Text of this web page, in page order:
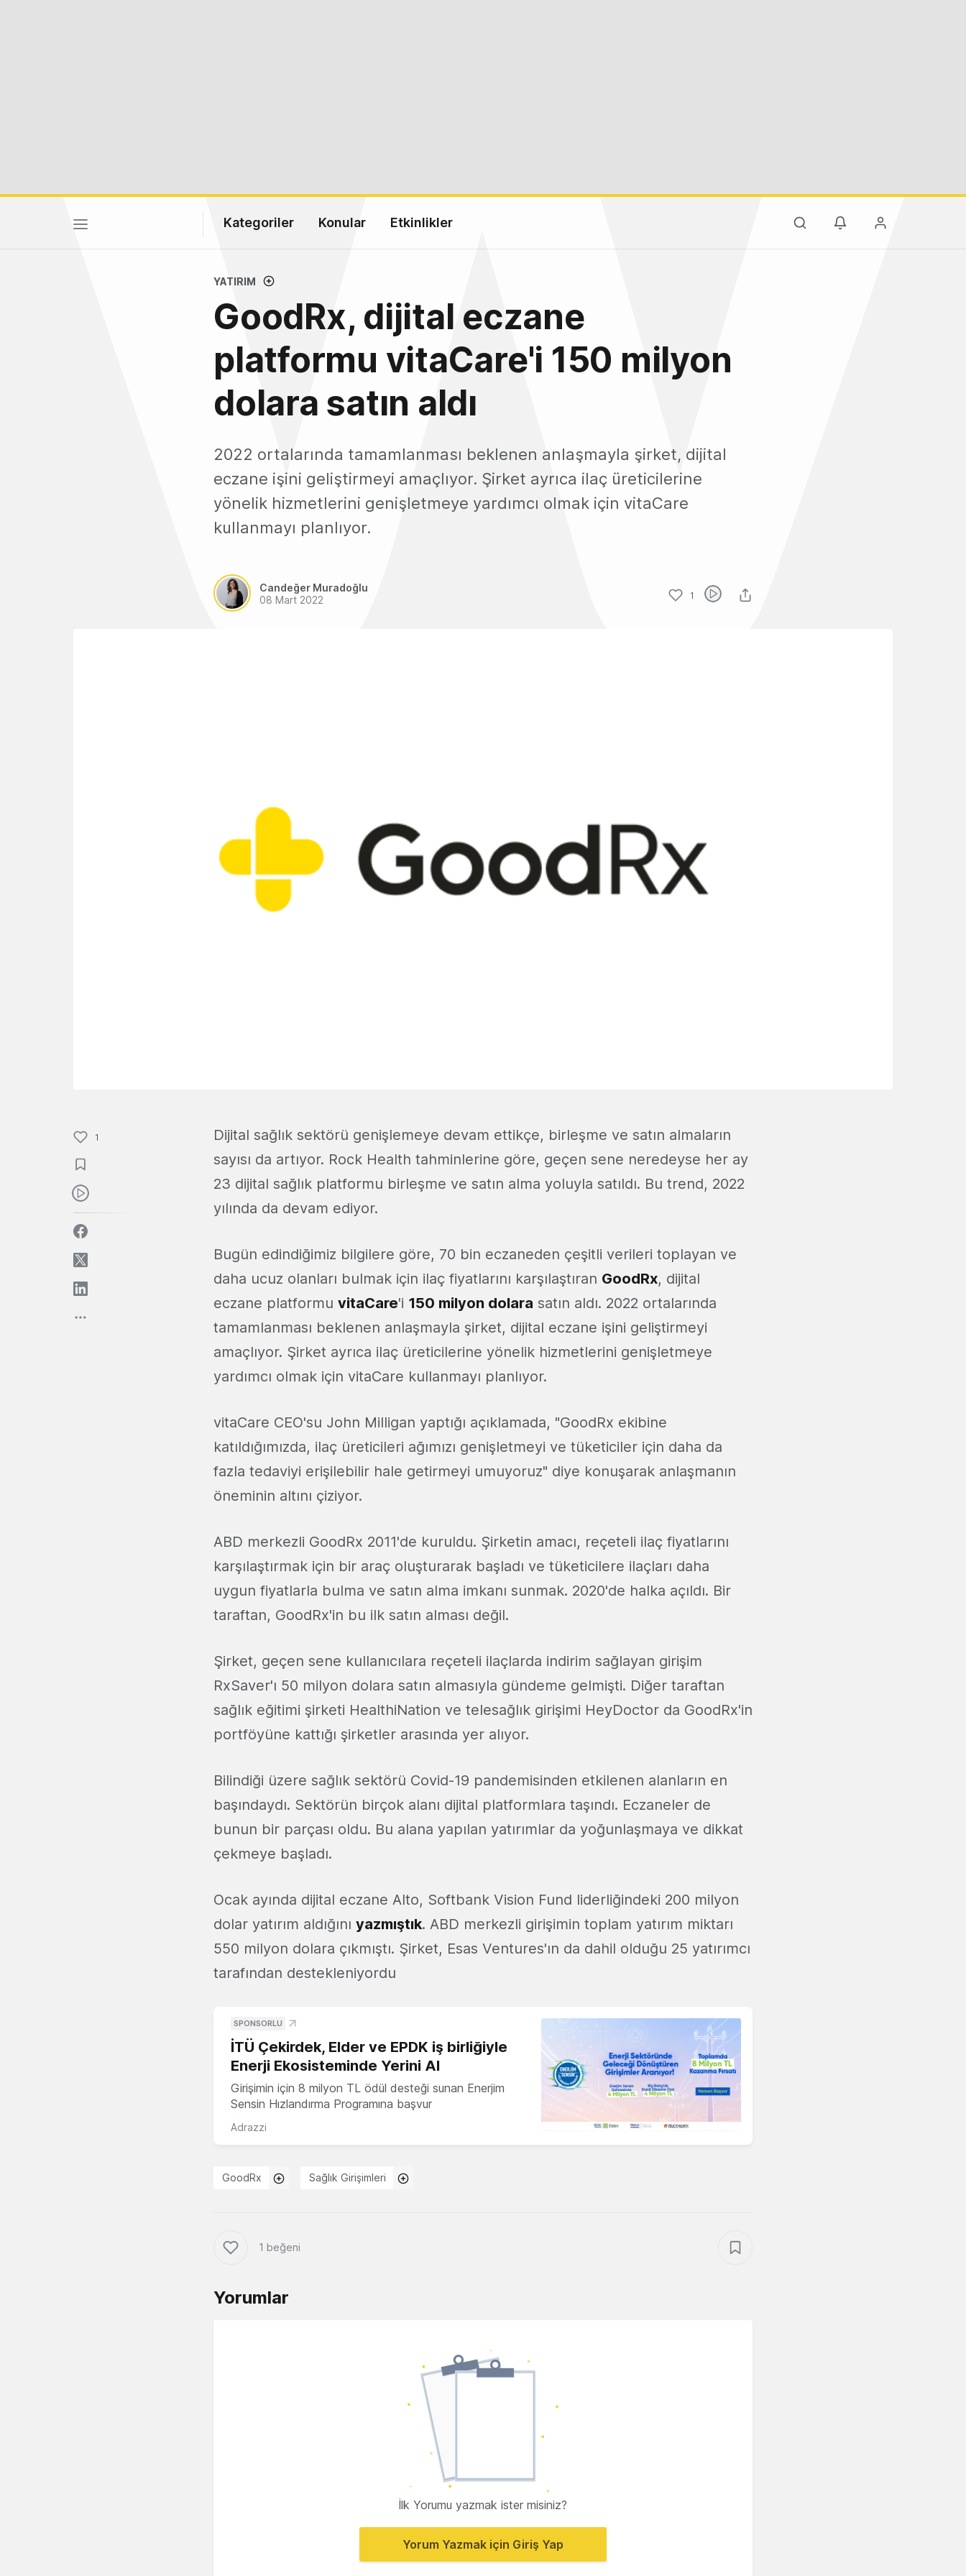
Kategoriler Konular Etkinlikler
YATIRIM
GoodRx, dijital eczane
platformu vitaCare'i 150 milyon
dolara satın aldı
2022 ortalarında tamamlanması beklenen anlaşmayla şirket, dijital
eczane işini geliştirmeyi amaçlıyor. Şirket ayrıca ilaç üreticilerine
yönelik hizmetlerini genişletmeye yardımcı olmak için vitaCare
kullanmayı planlıyor.
Candeğer Muradoğlu
08 Mart 2022
1
1
Dijital sağlık sektörü genişlemeye devam ettikçe, birleşme ve satın almaların
sayısı da artıyor. Rock Health tahminlerine göre, geçen sene neredeyse her ay
23 dijital sağlık platformu birleşme ve satın alma yoluyla satıldı. Bu trend, 2022
yılında da devam ediyor.
Bugün edindiğimiz bilgilere göre, 70 bin eczaneden çeşitli verileri toplayan ve
daha ucuz olanları bulmak için ilaç fiyatlarını karşılaştıran GoodRx, dijital
eczane platformu vitaCare'i 150 milyon dolara satın aldı. 2022 ortalarında
tamamlanması beklenen anlaşmayla şirket, dijital eczane işini geliştirmeyi
amaçlıyor. Şirket ayrıca ilaç üreticilerine yönelik hizmetlerini genişletmeye
yardımcı olmak için vitaCare kullanmayı planlıyor.
vitaCare CEO'su John Milligan yaptığı açıklamada, "GoodRx ekibine
katıldığımızda, ilaç üreticileri ağımızı genişletmeyi ve tüketiciler için daha da
fazla tedaviyi erişilebilir hale getirmeyi umuyoruz" diye konuşarak anlaşmanın
öneminin altını çiziyor.
ABD merkezli GoodRx 2011'de kuruldu. Şirketin amacı, reçeteli ilaç fiyatlarını
karşılaştırmak için bir araç oluşturarak başladı ve tüketicilere ilaçları daha
uygun fiyatlarla bulma ve satın alma imkanı sunmak. 2020'de halka açıldı. Bir
taraftan, GoodRx'in bu ilk satın alması değil.
Şirket, geçen sene kullanıcılara reçeteli ilaçlarda indirim sağlayan girişim
RxSaver'ı 50 milyon dolara satın almasıyla gündeme gelmişti. Diğer taraftan
sağlık eğitimi şirketi HealthiNation ve telesağlık girişimi HeyDoctor da GoodRx'in
portföyüne kattığı şirketler arasında yer alıyor.
Bilindiği üzere sağlık sektörü Covid-19 pandemisinden etkilenen alanların en
başındaydı. Sektörün birçok alanı dijital platformlara taşındı. Eczaneler de
bunun bir parçası oldu. Bu alana yapılan yatırımlar da yoğunlaşmaya ve dikkat
çekmeye başladı.
Ocak ayında dijital eczane Alto, Softbank Vision Fund liderliğindeki 200 milyon
dolar yatırım aldığını yazmıştık. ABD merkezli girişimin toplam yatırım miktarı
550 milyon dolara çıkmıştı. Şirket, Esas Ventures'ın da dahil olduğu 25 yatırımcı
tarafından destekleniyordu
SPONSORLU
İTÜ Çekirdek, Elder ve EPDK iş birliğiyle
Enerji Ekosisteminde Yerini Al
Girişimin için 8 milyon TL ödül desteği sunan Enerjim
Sensin Hızlandırma Programına başvur
Adrazzi
GoodRx Sağlık Girişimleri
1 beğeni
Yorumlar
İlk Yorumu yazmak ister misiniz?
Yorum Yazmak için Giriş Yap